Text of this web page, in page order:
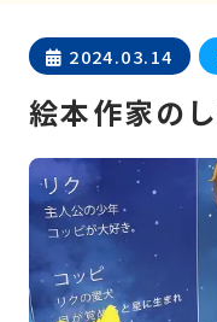
2024.03.14
絵本作家のし